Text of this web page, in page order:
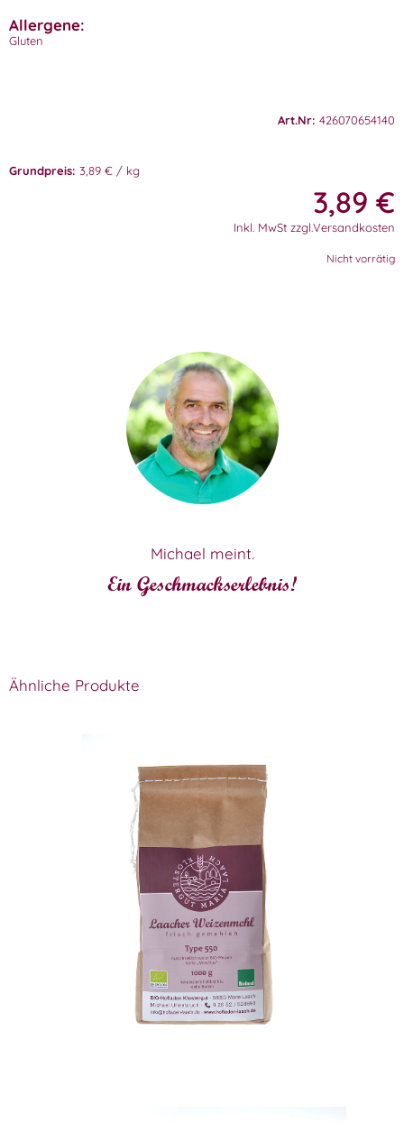
Allergene:
Gluten
Art.Nr: 426070654140
Grundpreis: 3,89 € / kg
3,89 €
Inkl. MwSt zzgl.Versandkosten
Nicht vorrätig
Michael meint.
Ein Geschmackserlebnis!
Ähnliche Produkte
Laacher Bioland Weizenmehl 550
WISSEN wo´s herkommt!